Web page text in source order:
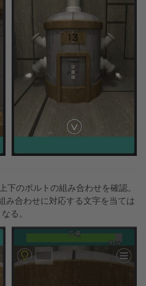
下のボルトの組み合わせを確認。
み合わせに対応する文字を当ては
る。